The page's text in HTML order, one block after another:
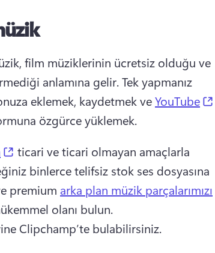
film müziklerinin ücretsiz olduğu ve
anlamına gelir. Tek yapmanız
eklemek, kaydetmek ve YouTube
özgürce yüklemek.
(opens in a new tab)
ticari ve ticari olmayan amaçlarla
binlerce telifsiz stok ses dosyasına
premium arka plan müzik parçalarımızı
olanı bulun.
Clipchamp’te bulabilirsiniz.